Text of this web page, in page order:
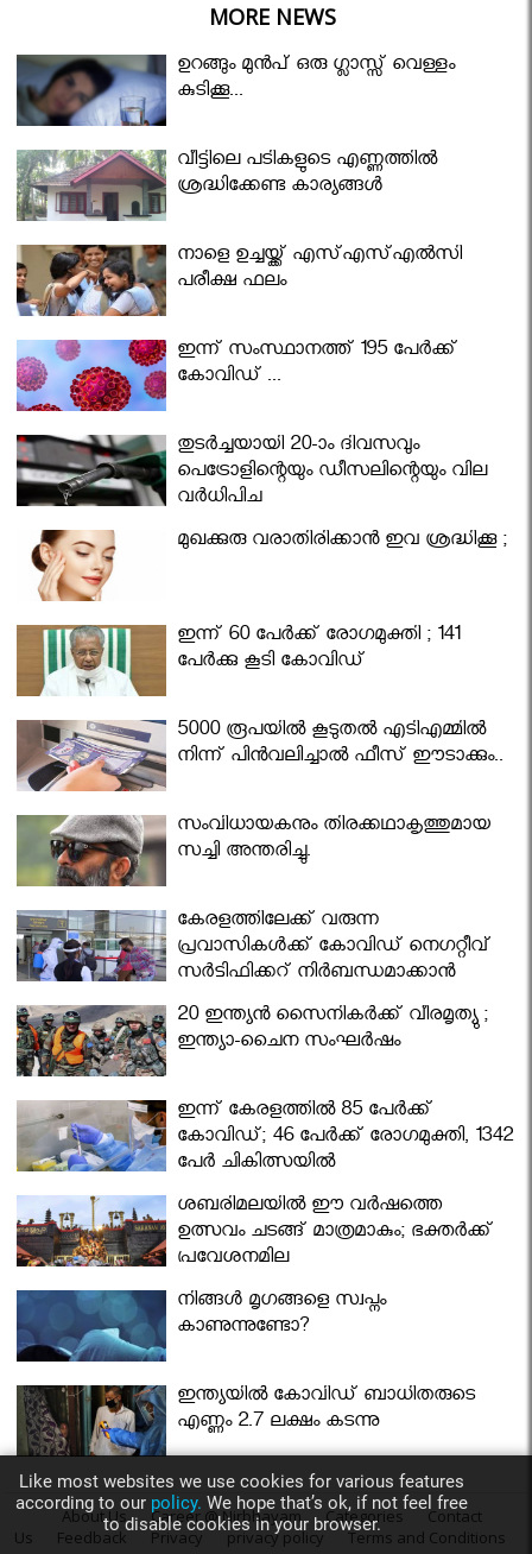
MORE NEWS
ഉറങ്ങും മുന്‍പ് ഒരു ഗ്ലാസ്സ് വെള്ളം
കുടിക്കൂ...
വീട്ടിലെ പടികളുടെ എണ്ണത്തിൽ
ശ്രദ്ധിക്കേണ്ട കാര്യങ്ങൾ
നാളെ ഉച്ചയ്ക്ക് എസ്എസ്എല്‍സി
പരീക്ഷ ഫലം
ഇന്ന് സംസ്ഥാനത്ത് 195 പേര്‍ക്ക്
കോവിഡ് ...
തുടർച്ചയായി 20-ാം ദിവസവും
പെട്രോളിന്റെയും ഡീസലിന്റെയും വില
വര്‍ധിപ്പിച്ചു
മുഖക്കുരു വരാതിരിക്കാന്‍ ഇവ ശ്രദ്ധിക്കൂ ;
ഇന്ന് 60 പേർക്ക് രോഗമുക്തി ; 141
പേര്‍ക്കു കൂടി കോവിഡ്
5000 രൂപയിൽ കൂടുതൽ എടിഎമ്മിൽ
നിന്ന് പിൻവലിച്ചാൽ ഫീസ് ഈടാക്കും..
സംവിധായകനും തിരക്കഥാകൃത്തുമായ
സച്ചി അന്തരിച്ചു.
കേരളത്തിലേക്ക് വരുന്ന
പ്രവാസികള്‍ക്ക് കോവിഡ് നെഗറ്റീവ്
സര്‍ട്ടിഫിക്കറ്റ് നിർബന്ധമാക്കാൻ
മന്ത്രിസഭ
20 ഇന്ത്യൻ സൈനികർക്ക് വീരമൃത്യു ;
ഇന്ത്യാ-ചൈന സംഘർഷം
ഇന്ന് കേരളത്തിൽ 85 പേർക്ക്
കോവിഡ്; 46 പേർക്ക് രോഗമുക്തി, 1342
പേർ ചികിത്സയിൽ
ശബരിമലയില്‍ ഈ വർഷത്തെ
ഉത്സവം ചടങ്ങ് മാത്രമാകും; ഭക്തർക്ക്
പ്രവേശനമില്ല
നിങ്ങള്‍ മൃഗങ്ങളെ സ്വപ്നം
കാണുന്നുണ്ടോ?
ഇന്ത്യയിൽ കോവിഡ് ബാധിതരുടെ
എണ്ണം 2.7 ലക്ഷം കടന്നു
About Us Career @ Nirbhayam Categories
Contact
Us
Feedback Privacy privacy policy Terms and Conditions
Like most websites we use cookies for various features
according to our policy. We hope that’s ok, if not feel free
to disable cookies in your browser.